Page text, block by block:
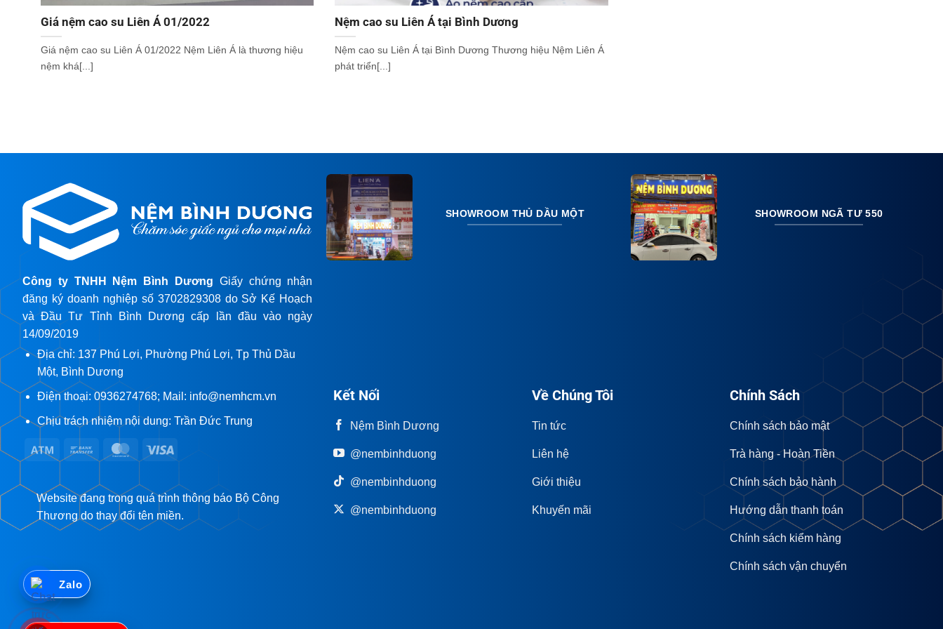
Giá nệm cao su Liên Á 01/2022
Giá nệm cao su Liên Á 01/2022 Nệm Liên Á là thương hiệu
nệm khá[...]
Nệm cao su Liên Á tại Bình Dương
Nệm cao su Liên Á tại Bình Dương Thương hiệu Nệm Liên Á
phát triển[...]
Công ty TNHH Nệm Bình Dương Giấy chứng nhận
đăng ký doanh nghiệp số 3702829308 do Sở Kế Hoạch
và Đầu Tư Tỉnh Bình Dương cấp lần đầu vào ngày
14/09/2019
Địa chỉ: 137 Phú Lợi, Phường Phú Lợi, Tp Thủ Dầu
Một, Bình Dương
Điện thoại: 0936274768; Mail: info@nemhcm.vn
Chịu trách nhiệm nội dung: Trần Đức Trung
Atm
Bank
MasterCard
SHOWROOM THỦ DẦU MỘT SHOWROOM NGÃ TƯ 550
Website đang trong quá trình thông báo Bộ Công
Thương do thay đổi tên miền.
Kết Nối
Nệm Bình Dương
@nembinhduong
@nembinhduong
@nembinhduong
Về Chúng Tôi
Tin tức
Liên hệ
Giới thiệu
Khuyến mãi
Chính Sách
Chính sách bảo mật
Trà hàng - Hoàn Tiền
Chính sách bảo hành
Hướng dẫn thanh toán
Chính sách kiểm hàng
Chính sách vận chuyển
Zalo